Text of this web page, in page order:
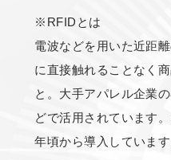
※RFIDとは
電波などを用いた近距
に直接触れることなく
と。大手アパレル企業
どで活用されています
年頃から導入しています